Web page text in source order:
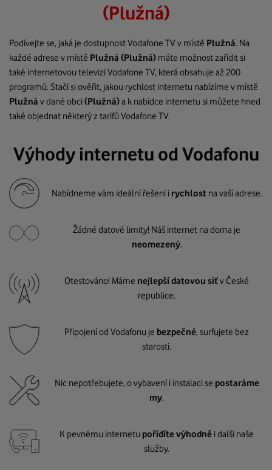
(Plužná)
Podívejte se, jaká je dostupnost Vodafone TV v místě Plužná. Na
každé adrese v místě Plužná (Plužná) máte možnost zařídit si
také internetovou televizi Vodafone TV, která obsahuje až 200
programů. Stačí si ověřit, jakou rychlost internetu nabízíme v místě
Plužná v dané obci(Plužná)a k nabídce internetu si můžete hned
také objednat některý z tarifů Vodafone TV.
Výhody internetu od Vodafonu
Nabídneme vám ideální řešení i rychlost na vaší adrese.
Žádné datové limity! Náš internet na doma je
neomezený.
Otestováno! Máme nejlepší datovou síťv České
republice.
Připojení od Vodafonu je bezpečné, surfujete bez
starostí.
Nic nepotřebujete, o vybavení i instalaci se postaráme
my.
K pevnému internetu pořídíte výhodně i další naše
služby.